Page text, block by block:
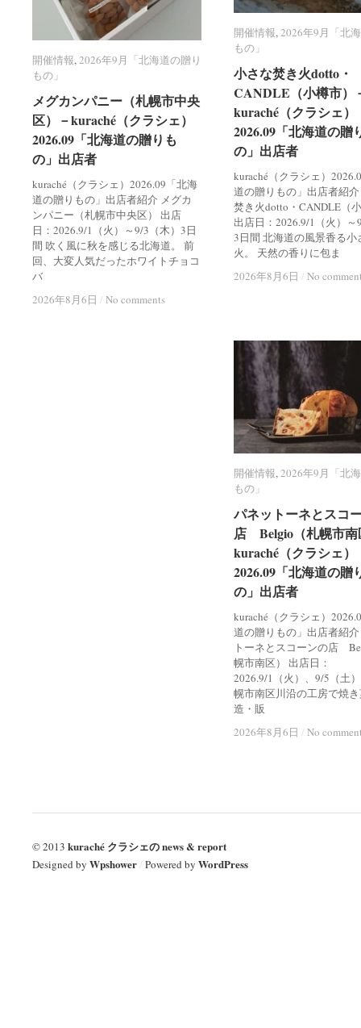
開催情報,2026年9月「北
もの」
小さな焚き火dotto・
CANDLE（小樽市）
kuraché（クラシェ）
2026.09「北海道の贈
の」出店者
kuraché（クラシェ）
道の贈りもの」出店者紹
焚き火dotto・CANDLE（
出店日：2026.9/1（火）～
3日間 北海道の風景香る小
火。 天然の香りに包ま
2026年8月6日 / No
開催情報 2026年9月「北
もの」
小さな焚き火dotto・
CANDLE（小樽市）
kuraché（クラシェ）
2026.09「北海道の贈
の」出店者
2026年8月6日 / No
開催情報,2026年9月「北海道の贈り
もの」
メグカンパニー（札幌市中央
区）－kuraché（クラシェ）
2026.09「北海道の贈りも
の」出店者
kuraché（クラシェ）2026.09「北海
道の贈りもの」出店者紹介 メグカ
ンパニー（札幌市中央区） 出店
日：2026.9/1（火）～9/3（木）3日
間 吹く風に秋を感じる北海道。 前
回、大変人気だったホワイトチョコ
バ
2026年8月6日 / No comments
開催情報 2026年9月「北海道の贈り
もの」
メグカンパニー（札幌市中央
区）－kuraché（クラシェ）
2026.09「北海道の贈りも
の」出店者
2026年8月6日 / No comments
開催情報,2026年9月「北
もの」
パネットーネとスコ
店 Belgio（札幌市南
kuraché（クラシェ）
2026.09「北海道の贈
の」出店者
kuraché（クラシェ）
道の贈りもの」出店者紹
トーネとスコーンの店
幌市南区） 出店日：
2026.9/1（火）、9/5（土
幌市南区川沿の工房で焼
造・販
2026年8月6日 / No
開催情報 2026年9月「北
もの」
パネットーネとスコ
店 Belgio（札幌市南
kuraché（クラシェ）
2026.09「北海道の贈
の」出店者
2026年8月6日 / No
© 2013 kuraché クラシェの news & report
Designed by Wpshower/ Powered by WordPress